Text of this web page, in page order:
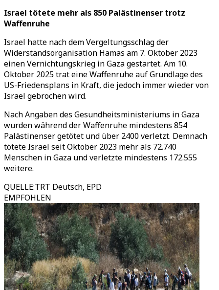
Israel tötete mehr als 850 Palästinenser trotz
Waffenruhe
Israel hatte nach dem Vergeltungsschlag der
Widerstandsorganisation Hamas am 7. Oktober 2023
einen Vernichtungskrieg in Gaza gestartet. Am 10.
Oktober 2025 trat eine Waffenruhe auf Grundlage des
US-Friedensplans in Kraft, die jedoch immer wieder von
Israel gebrochen wird.
Nach Angaben des Gesundheitsministeriums in Gaza
wurden während der Waffenruhe mindestens 854
Palästinenser getötet und über 2400 verletzt. Demnach
tötete Israel seit Oktober 2023 mehr als 72.740
Menschen in Gaza und verletzte mindestens 172.555
weitere.
QUELLE:TRT Deutsch, EPD
EMPFOHLEN